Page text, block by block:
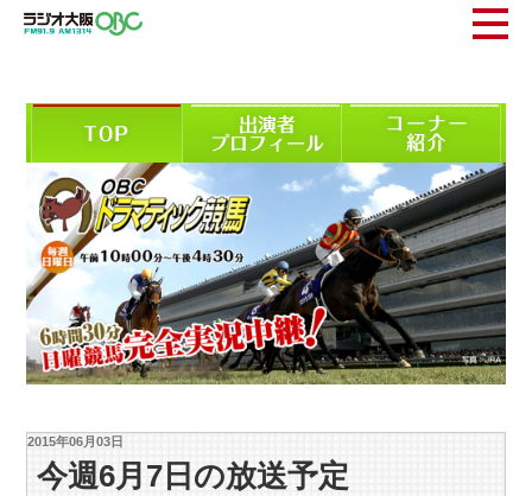
2015年06月03日
今週6月7日の放送予定